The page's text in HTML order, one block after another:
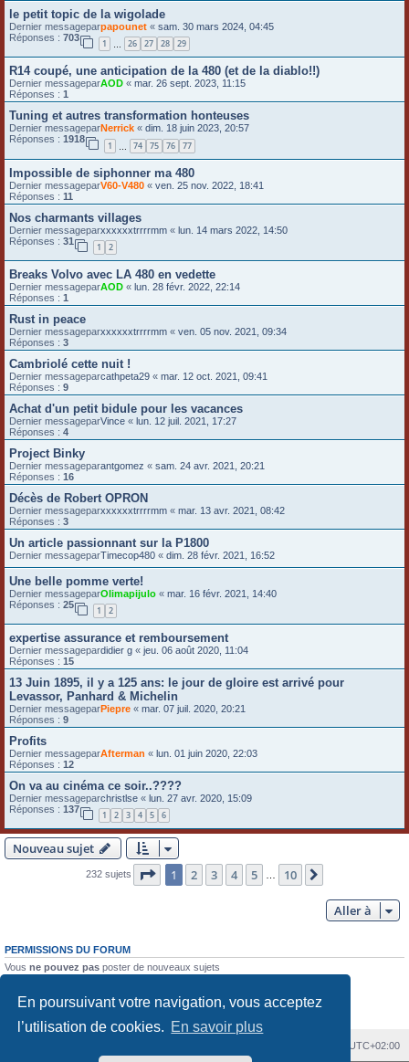
En poursuivant votre navigation, vous acceptez
l’utilisation de cookies. En savoir plus
le petit topic de la wigolade
Dernier messageparpapounet « sam. 30 mars 2024, 04:45
Réponses : 703
1 … 26 27 28 29
R14 coupé, une anticipation de la 480 (et de la diablo!!)
Dernier messageparAOD « mar. 26 sept. 2023, 11:15
Réponses : 1
Tuning et autres transformation honteuses
Dernier messageparNerrick « dim. 18 juin 2023, 20:57
Réponses : 1918
1 74 75 76 77
Impossible de siphonner ma 480
Dernier messageparV60-V480 « ven. 25 nov. 2022, 18:41
Réponses : 11
Nos charmants villages
Dernier messageparxxxxxxtrrrrmm « lun. 14 mars 2022, 14:50
Réponses : 31
1 2
Breaks Volvo avec LA 480 en vedette
Dernier messageparAOD « lun. 28 févr. 2022, 22:14
Réponses : 1
Rust in peace
Dernier messageparxxxxxxtrrrrmm « ven. 05 nov. 2021, 09:34
Réponses : 3
Cambriolé cette nuit !
Dernier messageparcathpeta29 « mar. 12 oct. 2021, 09:41
Réponses : 9
Achat d'un petit bidule pour les vacances
Dernier messageparVince « lun. 12 juil. 2021, 17:27
Réponses : 4
Project Binky
Dernier messageparantgomez « sam. 24 avr. 2021, 20:21
Réponses : 16
Décès de Robert OPRON
Dernier messageparxxxxxxtrrrrmm « mar. 13 avr. 2021, 08:42
Réponses : 3
Un article passionnant sur la P1800
Dernier messageparTimecop480 « dim. 28 févr. 2021, 16:52
Une belle pomme verte!
Dernier messageparOlimapijulo « mar. 16 févr. 2021, 14:40
Réponses : 25
1 2
expertise assurance et remboursement
Dernier messagepardidier g « jeu. 06 août 2020, 11:04
Réponses : 15
13 Juin 1895, il y a 125 ans: le jour de gloire est arrivé pour
Levassor, Panhard & Michelin
Dernier messageparPiepre « mar. 07 juil. 2020, 20:21
Réponses : 9
Profits
Dernier messageparAfterman « lun. 01 juin 2020, 22:03
Réponses : 12
On va au cinéma ce soir..????
Dernier messageparchristlse « lun. 27 avr. 2020, 15:09
Réponses : 137
1 2 3 4 5 6
Nouveau sujet
232 sujets Page 1sur10
1 2 3 4 5 10
Aller à
PERMISSIONS DU FORUM
Vous ne pouvez pas poster de nouveaux sujets
Vousne pouvez passupprimer vos messages
UTC+02:00